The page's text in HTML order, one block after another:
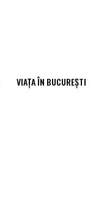
VIAȚA ÎN BUCUREȘTI